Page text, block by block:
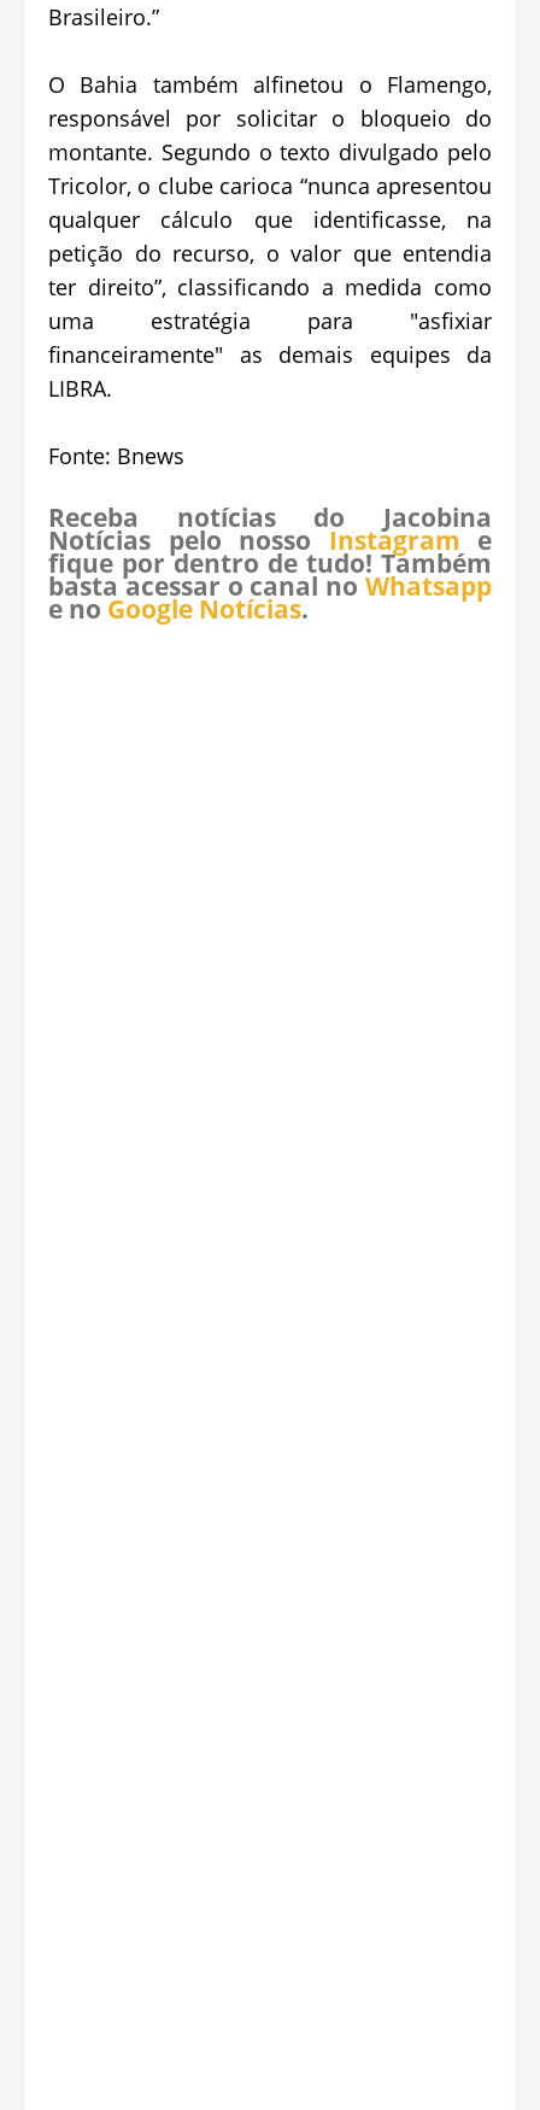
Brasileiro.”
O Bahia também alfinetou o Flamengo,
responsável por solicitar o bloqueio do
montante. Segundo o texto divulgado pelo
Tricolor, o clube carioca “nunca apresentou
qualquer cálculo que identificasse, na
petição do recurso, o valor que entendia
ter direito”, classificando a medida como
uma estratégia para "asfixiar
financeiramente" as demais equipes da
LIBRA.
Fonte: Bnews
Receba notícias do Jacobina
Notícias pelo nosso Instagram e
fique por dentro de tudo! Também
basta acessar o canal no Whatsapp
e no Google Notícias.